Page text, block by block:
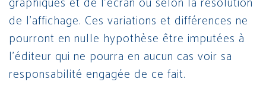
de l’affichage. Ces variations et différences ne
pourront en nulle hypothèse être imputées à
l’éditeur qui ne pourra en aucun cas voir sa
responsabilité engagée de ce fait.